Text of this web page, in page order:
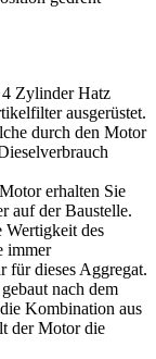
Zylinder Hatz
ausgerüstet.
durch den Motor
erhalten Sie
auf der Baustelle.
Wertigkeit des
immer
für dieses Aggregat.
nach dem
Kombination aus
der Motor die